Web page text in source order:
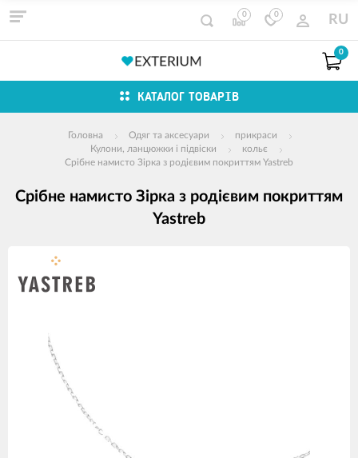
0 0 RU
0
КАТАЛОГ ТОВАРІВ
Головна Одяг та аксесуари
прикраси
Кулони, ланцюжки і підвіски
кольє
Срібне намисто Зірка з родієвим покриттям Yastreb
Срібне намисто Зірка з родієвим покриттям
Yastreb
зображення
продуктів